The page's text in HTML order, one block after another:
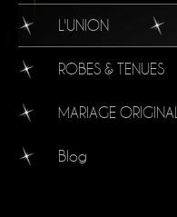
L'UNION
ROBES & TENUES
MARIAGE ORIGINAL
Blog